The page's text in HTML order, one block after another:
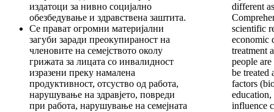
издатоци за нивно социјално
обезбедување и здравствена заштита.
Се прават огромни материјални
загуби заради преокупираност на
членовите на семејството околу
грижата за лицата со инвалидност
изразени преку намалена
продуктивност, отсуство од работа,
нарушување на здравјето, повреди
при работа, нарушување на семејната
different
scientific
economic
treatment
people
be treated
factors
influence